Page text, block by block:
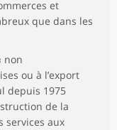
et
que dans les
non
ou à l’export
depuis 1975
de la
services aux